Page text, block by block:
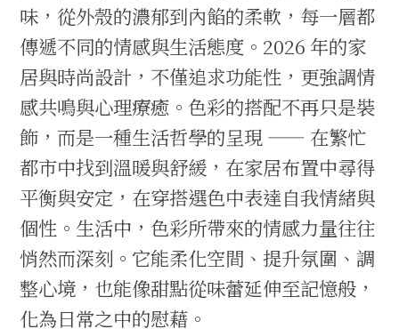
味，從外殼的濃郁到內餡的柔軟，每一層都
傳遞不同的情感與生活態度。2026 年的家
居與時尚設計，不僅追求功能性，更強調情
感共鳴與心理療癒。色彩的搭配不再只是裝
飾，而是一種生活哲學的呈現 —— 在繁忙
都市中找到溫暖與舒緩，在家居布置中尋得
平衡與安定，在穿搭選色中表達自我情緒與
個性。生活中，色彩所帶來的情感力量往往
悄然而深刻。它能柔化空間、提升氛圍、調
整心境，也能像甜點從味蕾延伸至記憶般，
化為日常之中的慰藉。